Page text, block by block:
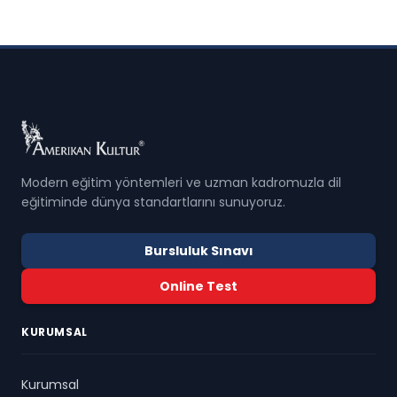
Modern eğitim yöntemleri ve uzman kadromuzla dil
eğitiminde dünya standartlarını sunuyoruz.
Bursluluk Sınavı
Online Test
KURUMSAL
Kurumsal